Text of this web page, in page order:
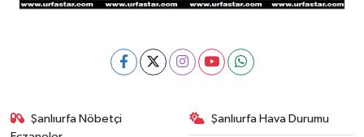
Şanlıurfa Nöbetçi
Şanlıurfa Hava Durumu